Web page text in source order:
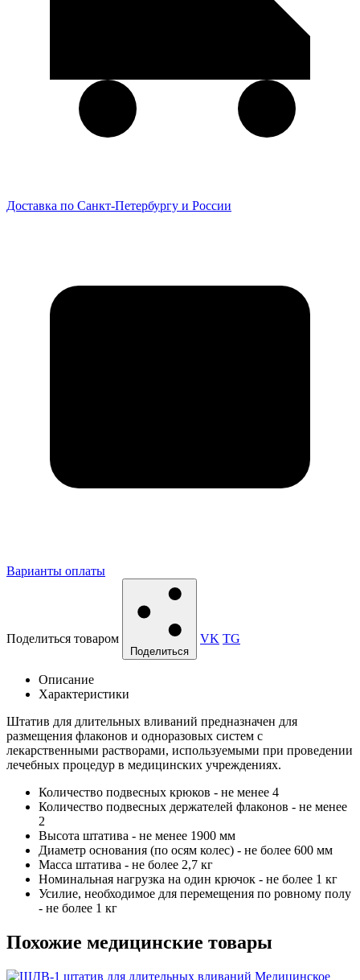
Доставка по Санкт-Петербургу и России
Варианты оплаты
Поделиться товаром
Поделиться
VK TG
Описание
Характеристики
Штатив для длительных вливаний предназначен для
размещения флаконов и одноразовых систем с
лекарственными растворами, используемыми при проведении
лечебных процедур в медицинских учреждениях.
Количество подвесных крюков - не менее 4
Количество подвесных держателей флаконов - не менее
2
Высота штатива - не менее 1900 мм
Диаметр основания (по осям колес) - не более 600 мм
Масса штатива - не более 2,7 кг
Номинальная нагрузка на один крючок - не более 1 кг
Усилие, необходимое для перемещения по ровному полу
- не более 1 кг
Похожие медицинские товары